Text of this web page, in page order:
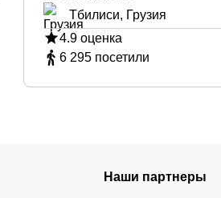
Тбилиси, Грузия
4.9 оценка
6 295 посетили
Наши партнеры